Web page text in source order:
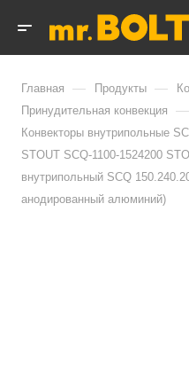
Главная — Продукты —
Принудительная конвекция —
Конвекторы внутрипольные
STOUT SCQ-1100-1524200
внутрипольный SCQ
анодированный алюминий)